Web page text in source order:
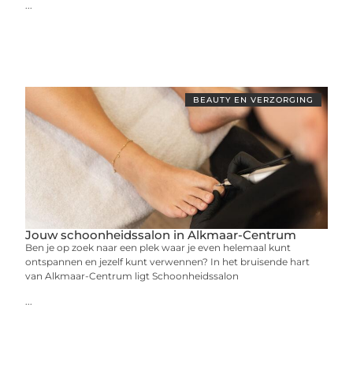
BEAUTY EN VERZORGING
Jouw schoonheidssalon in Alkmaar-Centrum
Ben je op zoek naar een plek waar je even helemaal kunt
ontspannen en jezelf kunt verwennen? In het bruisende hart
van Alkmaar-Centrum ligt Schoonheidssalon